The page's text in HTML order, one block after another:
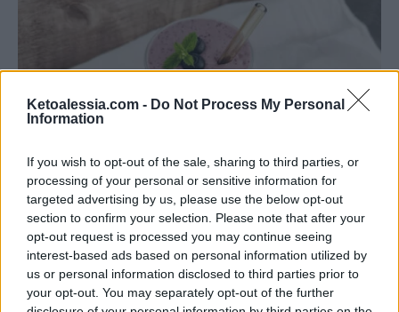
Ketoalessia.com - Do Not Process My Personal
Information
If you wish to opt-out of the sale, sharing to third parties, or
processing of your personal or sensitive information for
targeted advertising by us, please use the below opt-out
section to confirm your selection. Please note that after your
opt-out request is processed you may continue seeing
interest-based ads based on personal information utilized by
us or personal information disclosed to third parties prior to
your opt-out. You may separately opt-out of the further
RICETTE DOLCI CHETOGENICI
Keto frullato mirtilli e avocado
DiAlessia Vinci 3 Luglio 2023
3 min lettura
Il Keto frullato mirtilli e avocado è una bevanda facile e veloce da
preparare, densa e gustosa, perfetta per colazione…